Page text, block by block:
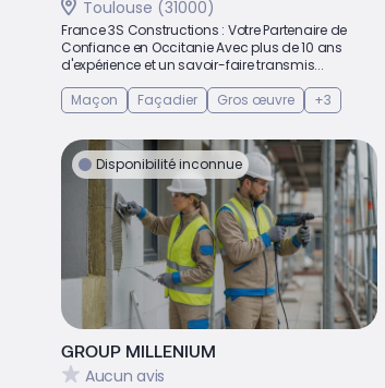
Toulouse (31000)
France 3S Constructions : Votre Partenaire de
Confiance en Occitanie Avec plus de 10 ans
d'expérience et un savoir-faire transmis...
Maçon
Façadier Gros œuvre +3
Disponibilité inconnue
GROUP MILLENIUM
Aucun avis